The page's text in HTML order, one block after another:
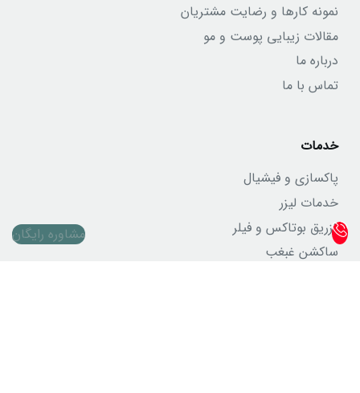
نمونه کارها و رضایت مشتریان
مقالات زیبایی پوست و مو
درباره ما
تماس با ما
خدمات
پاکسازی و فیشیال
خدمات لیزر
تزریق بوتاکس و فیلر
ساکشن غبغب
مشاوره رایگان